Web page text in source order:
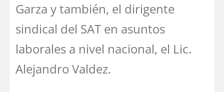
Garza y también, el dirigente
sindical del SAT en asuntos
laborales a nivel nacional, el Lic.
Alejandro Valdez.